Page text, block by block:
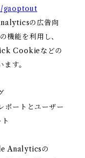
gaoptout
の広告向
機能を利用し、
Cookieなどの
す。
ートとユーザー
Analyticsの